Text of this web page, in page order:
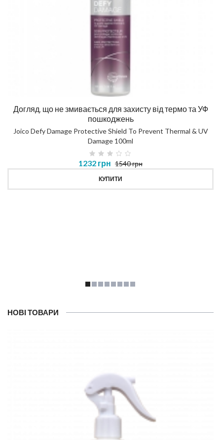
Догляд, що не змивається для захисту від термо та УФ
пошкоджень
Joico Defy Damage Protective Shield To Prevent Thermal & UV
Damage 100ml
1232 грн 1540 грн
КУПИТИ
НОВІ ТОВАРИ